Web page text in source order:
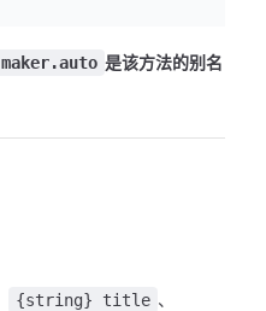
maker.auto 是该方法的别名
{string} title 、